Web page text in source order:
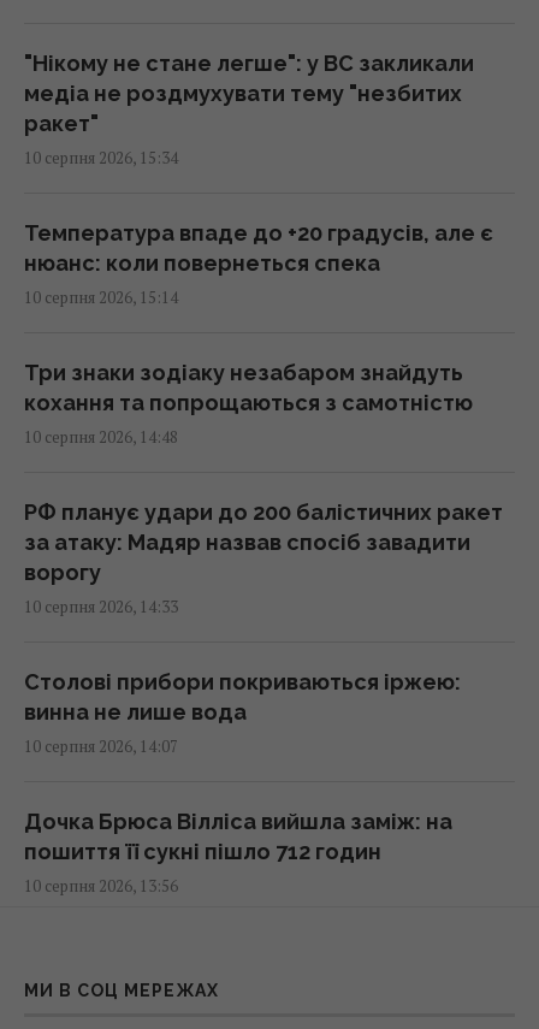
шахти без грошей на щоденну роботу, -
депутат
15:33 понеділок, 10 серпня 2026
агроекспорт з України слідом за морським,
– ISW
15:32 понеділок, 10 серпня 2026
ШІ вирішуватиме, чим збивати дрони й
ракети: як працюватиме "Купол
Мікеланджело", - експерт
В Антарктиді знайшли понад 45 тисяч
метеоритів, і зовсім не тому, що вони
частіше падають
Нирки можуть страждати від продуктів, які
багато хто їсть майже щодня
Більшість українців вірять у перемогу, але
не цьогоріч, – результати опитування
"Це забобон": експерт розвіяв головний
"Нікому не стане легше": у ВС закликали
медіа не роздмухувати тему "незбитих
ракет"
10 серпня 2026, 15:34
Температура впаде до +20 градусів, але є
нюанс: коли повернеться спека
10 серпня 2026, 15:14
Три знаки зодіаку незабаром знайдуть
кохання та попрощаються з самотністю
10 серпня 2026, 14:48
РФ планує удари до 200 балістичних ракет
за атаку: Мадяр назвав спосіб завадити
ворогу
10 серпня 2026, 14:33
Столові прибори покриваються іржею:
винна не лише вода
10 серпня 2026, 14:07
Дочка Брюса Вілліса вийшла заміж: на
пошиття її сукні пішло 712 годин
10 серпня 2026, 13:56
звідки воно походить: відповідь здивує
МИ В СОЦ МЕРЕЖАХ